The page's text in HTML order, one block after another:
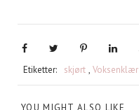
Etiketter: skjørt , Voksenklær
YOU MIGHT ALSO LIKE